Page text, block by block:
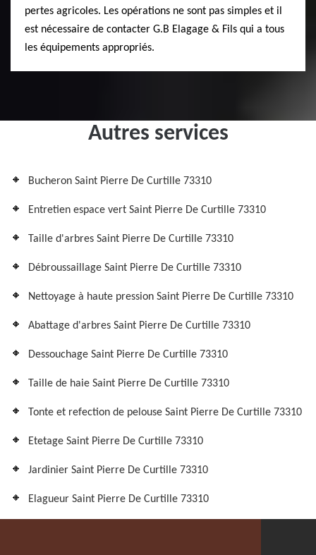
pertes agricoles. Les opérations ne sont pas simples et il
est nécessaire de contacter G.B Elagage & Fils qui a tous
les équipements appropriés.
Autres services
Bucheron Saint Pierre De Curtille 73310
Entretien espace vert Saint Pierre De Curtille 73310
Taille d'arbres Saint Pierre De Curtille 73310
Débroussaillage Saint Pierre De Curtille 73310
Nettoyage à haute pression Saint Pierre De Curtille 73310
Abattage d'arbres Saint Pierre De Curtille 73310
Dessouchage Saint Pierre De Curtille 73310
Taille de haie Saint Pierre De Curtille 73310
Tonte et refection de pelouse Saint Pierre De Curtille 73310
Etetage Saint Pierre De Curtille 73310
Jardinier Saint Pierre De Curtille 73310
Elagueur Saint Pierre De Curtille 73310